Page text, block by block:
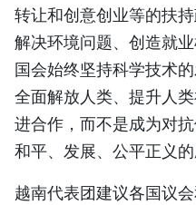
转让和创意创业等的扶
解决环境问题、创造就
国会始终坚持科学技术
全面解放人类、提升人
进合作，而不是成为对
和平、发展、公平正义的
越南代表团建议各国议